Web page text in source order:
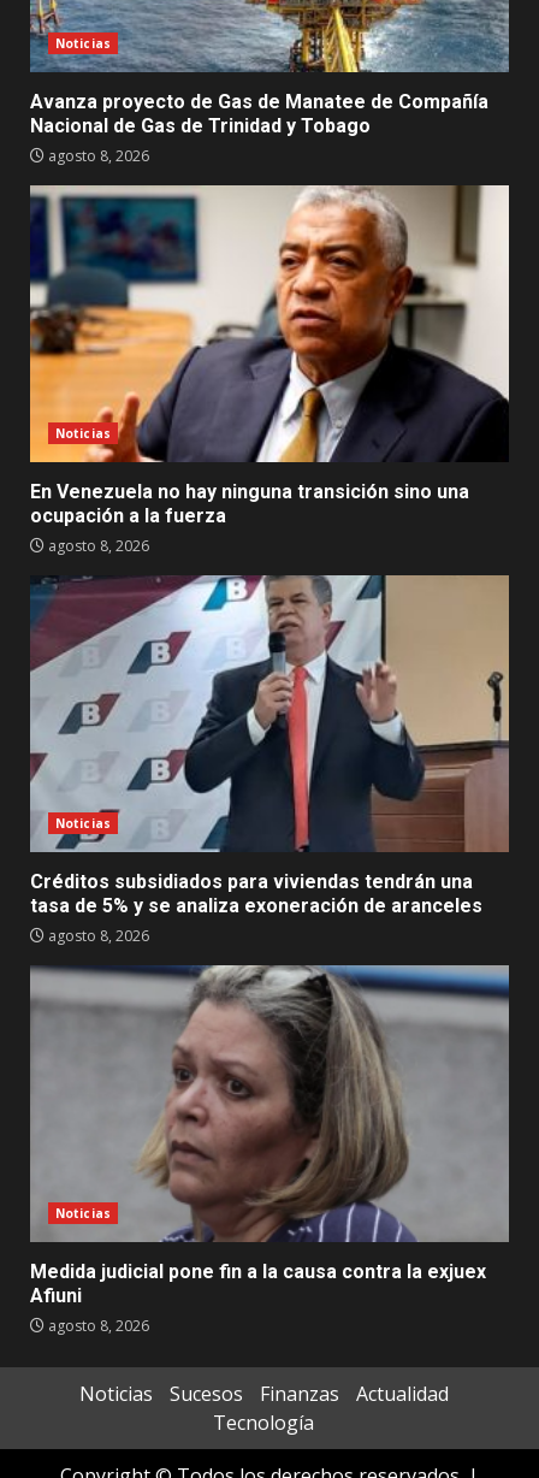
Noticias
Avanza proyecto de Gas de Manatee de Compañía
Nacional de Gas de Trinidad y Tobago
agosto 8, 2026
Noticias
En Venezuela no hay ninguna transición sino una
ocupación a la fuerza
agosto 8, 2026
Noticias
Créditos subsidiados para viviendas tendrán una
tasa de 5% y se analiza exoneración de aranceles
agosto 8, 2026
Noticias
Medida judicial pone fin a la causa contra la exjuex
Afiuni
agosto 8, 2026
Noticias Sucesos Finanzas
Actualidad
Tecnología